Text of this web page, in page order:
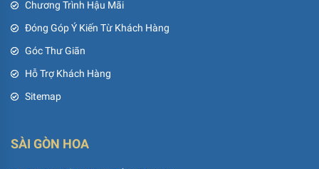
Chương Trình Hậu Mãi
Đóng Góp Ý Kiến Từ Khách Hàng
Góc Thư Giãn
Hỗ Trợ Khách Hàng
Sitemap
SÀI GÒN HOA